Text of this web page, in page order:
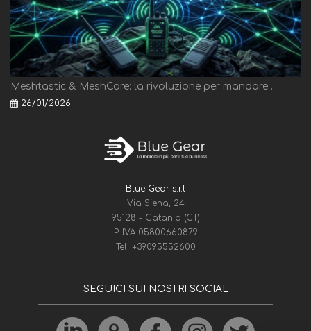
Meshtastic & MeshCore: la rivoluzione per mandare ...
26/01/2026
Blue Gear s.r.l
Via Siena, 24
95128 - Catania (CT)
P. IVA 05800660879
Tel. +39095552600
SEGUICI SUI NOSTRI SOCIAL